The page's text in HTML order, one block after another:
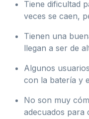
Tiene dificultad
veces se caen,
Tienen una
llegan a ser de
Algunos
con la batería y
No son muy
adecuados para